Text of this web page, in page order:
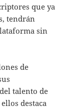
que ya
tendrán
sin
de
talento de
destaca